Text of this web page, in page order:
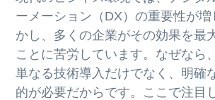
ーメーション（DX）の重要性が増
かし、多くの企業がその効果を最
ことに苦労しています。なぜなら
単なる技術導入だけでなく、明確
的が必要だからです。ここで注目